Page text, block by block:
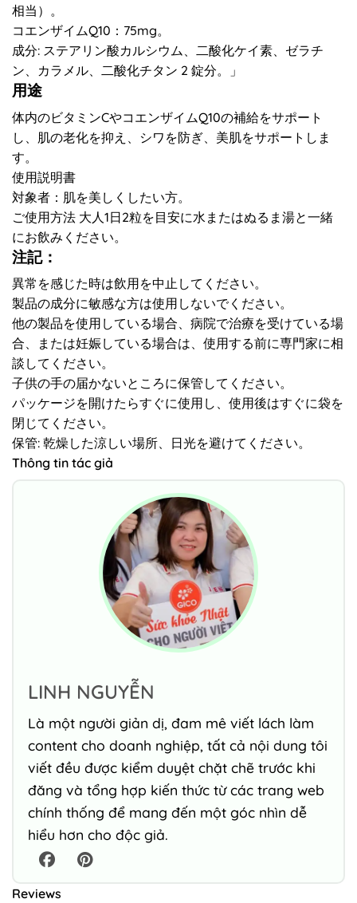
相当）。
コエンザイムQ10：75mg。
成分: ステアリン酸カルシウム、二酸化ケイ素、ゼラチ
ン、カラメル、二酸化チタン 2 錠分。」
用途
体内のビタミンCやコエンザイムQ10の補給をサポート
し、肌の老化を抑え、シワを防ぎ、美肌をサポートしま
す。
使用説明書
対象者：肌を美しくしたい方。
ご使用方法 大人1日2粒を目安に水またはぬるま湯と一緒
にお飲みください。
注記：
異常を感じた時は飲用を中止してください。
製品の成分に敏感な方は使用しないでください。
他の製品を使用している場合、病院で治療を受けている場
合、または妊娠している場合は、使用する前に専門家に相
談してください。
子供の手の届かないところに保管してください。
パッケージを開けたらすぐに使用し、使用後はすぐに袋を
閉じてください。
保管: 乾燥した涼しい場所、日光を避けてください。
Thông tin tác giả
LINH NGUYỄN
Là một người giản dị, đam mê viết lách làm
content cho doanh nghiệp, tất cả nội dung tôi
viết đều được kiểm duyệt chặt chẽ trước khi
đăng và tổng hợp kiến thức từ các trang web
chính thống để mang đến một góc nhìn dễ
hiểu hơn cho độc giả.
Reviews